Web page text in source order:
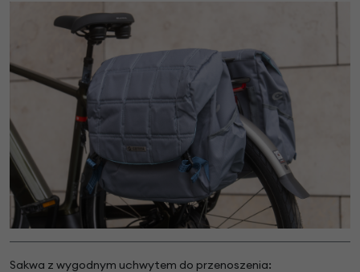
Sakwa z wygodnym uchwytem do przenoszenia: